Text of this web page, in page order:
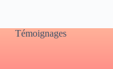
Témoignages